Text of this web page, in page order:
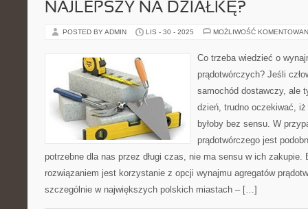
NAJLEPSZY NA DZIAŁKĘ?
POSTED BY ADMIN LIS - 30 - 2025 MOŻLIWOŚĆ
Co trzeba wiedzieć o
prądotwórczych? Jeśli
samochód dostawczy, ale
dzień, trudno oczekiwać,
byłoby bez sensu. W
prądotwórczego jest
potrzebne dla nas przez długi czas, nie ma sensu w ich zakupie.
rozwiązaniem jest korzystanie z opcji wynajmu agregatów
szczególnie w największych polskich miastach – […]